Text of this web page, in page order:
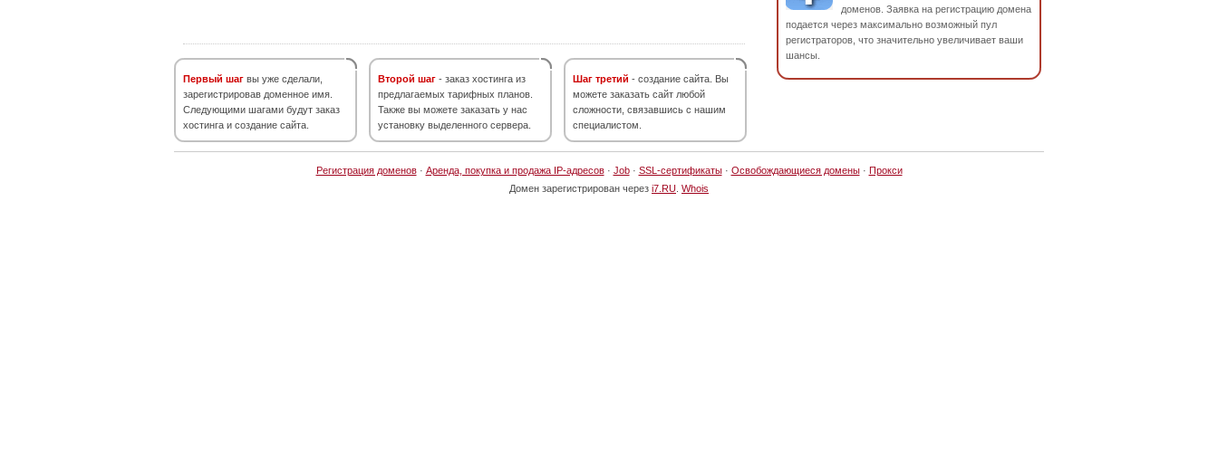
Первый шаг вы уже сделали,
зарегистрировав доменное имя.
Следующими шагами будут заказ
хостинга и создание сайта.
Второй шаг - заказ хостинга из
предлагаемых тарифных планов.
Также вы можете заказать у нас
установку выделенного сервера.
Шаг третий - создание сайта. Вы
можете заказать сайт любой
сложности, связавшись с нашим
специалистом.
доменов. Заявка на регистрацию домена
подается через максимально возможный пул
регистраторов, что значительно увеличивает ваши
шансы.
Регистрация доменов· Аренда, покупка и продажа IP-адресов· Job· SSL-сертификаты· Освобождающиеся домены· Прокси
Домен зарегистрирован через i7.RU Whois